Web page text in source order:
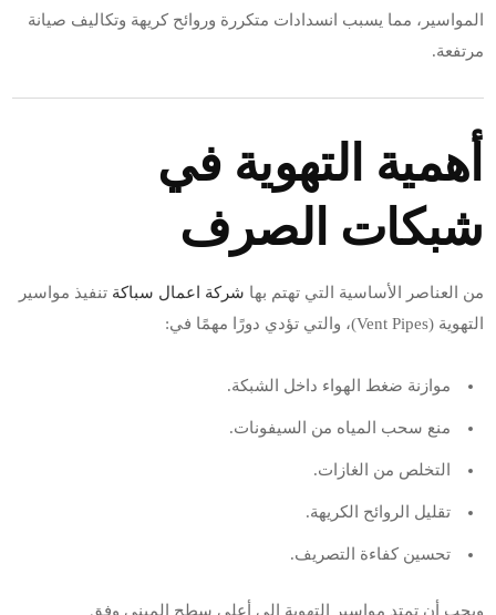
المواسير، مما يسبب انسدادات متكررة وروائح كريهة وتكاليف صيانة
مرتفعة.
أهمية التهوية في
شبكات الصرف
من العناصر الأساسية التي تهتم بها شركة اعمال سباكة تنفيذ مواسير
التهوية (Vent Pipes)، والتي تؤدي دورًا مهمًا في:
موازنة ضغط الهواء داخل الشبكة.
منع سحب المياه من السيفونات.
التخلص من الغازات.
تقليل الروائح الكريهة.
تحسين كفاءة التصريف.
ويجب أن تمتد مواسير التهوية إلى أعلى سطح المبنى وفق